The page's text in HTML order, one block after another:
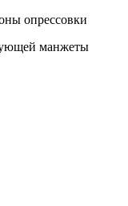
опрессовки
манжеты